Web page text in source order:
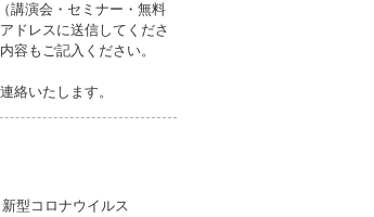
講演会・セミナー・無料
ドレスに送信してくださ
容もご記入ください。
絡いたします。
型コロナウイルス